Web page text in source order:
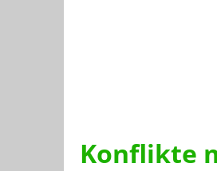
Konflikte